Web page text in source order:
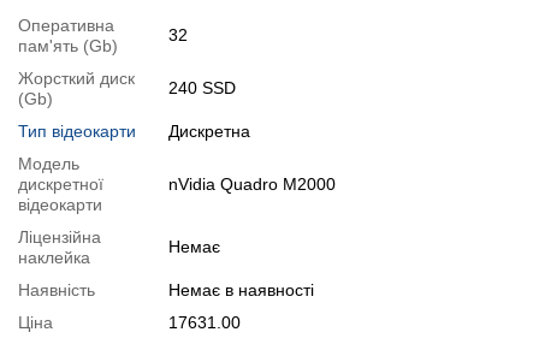
Специфікація процесора:
Тестування процесора:
Специфікація відеокарти:
Тестування відеокарти:nVidia Quadro M2000
Відеоогляд
Оперативна
пам'ять (Gb)
32
Жорсткий диск
(Gb)
240 SSD
Тип відеокарти
Дискретна
Модель
дискретної
відеокарти
nVidia Quadro M2000
Ліцензійна
наклейка
Немає
Наявність
Немає в наявності
Ціна
17631.00